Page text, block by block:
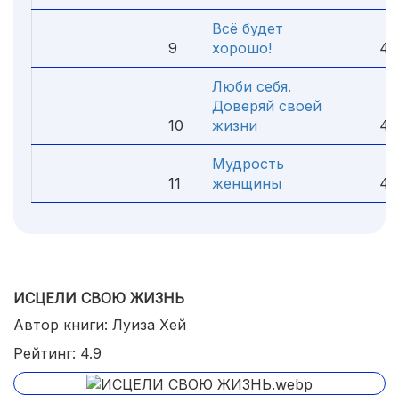
9
Всё будет
хорошо!
10
Люби себя.
Доверяй своей
жизни
4.5
11
Мудрость
женщины
4.5
ИСЦЕЛИ СВОЮ ЖИЗНЬ
Автор книги: Луиза Хей
Рейтинг: 4.9